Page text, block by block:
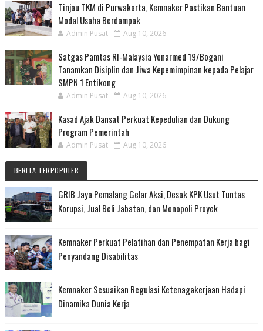
Tinjau TKM di Purwakarta, Kemnaker Pastikan Bantuan
Modal Usaha Berdampak
Admin Pusat Aug 10, 2026
Satgas Pamtas RI-Malaysia Yonarmed 19/Bogani
Tanamkan Disiplin dan Jiwa Kepemimpinan kepada Pelajar
SMPN 1 Entikong
Admin Pusat Aug 10, 2026
Kasad Ajak Dansat Perkuat Kepedulian dan Dukung
Program Pemerintah
Admin Pusat Aug 10, 2026
BERITA TERPOPULER
GRIB Jaya Pemalang Gelar Aksi, Desak KPK Usut Tuntas
Korupsi, Jual Beli Jabatan, dan Monopoli Proyek
Kemnaker Perkuat Pelatihan dan Penempatan Kerja bagi
Penyandang Disabilitas
Kemnaker Sesuaikan Regulasi Ketenagakerjaan Hadapi
Dinamika Dunia Kerja